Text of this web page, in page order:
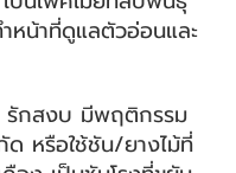
หน้าที่ดูแลตัวอ่อนและ
รักสงบ มีพฤติกรรม
หรือใช้ชัน/ยางไม้ที่